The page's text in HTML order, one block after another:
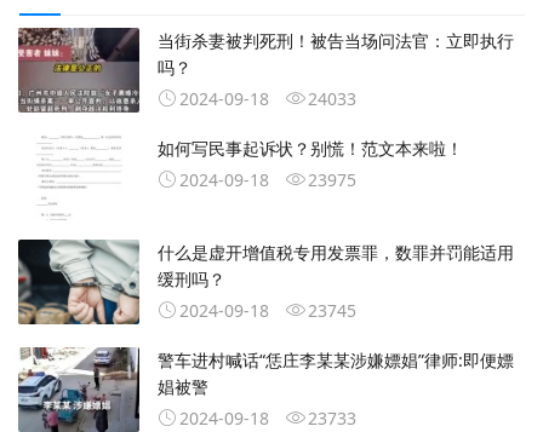
当街杀妻被判死刑！被告当场问法官：立即执行
吗？
2024-09-18
24033
如何写民事起诉状？别慌！范文本来啦！
2024-09-18
23975
什么是虚开增值税专用发票罪，数罪并罚能适用
缓刑吗？
2024-09-18
23745
警车进村喊话“恁庄李某某涉嫌嫖娼”律师:即便嫖
娼被警
2024-09-18
23733